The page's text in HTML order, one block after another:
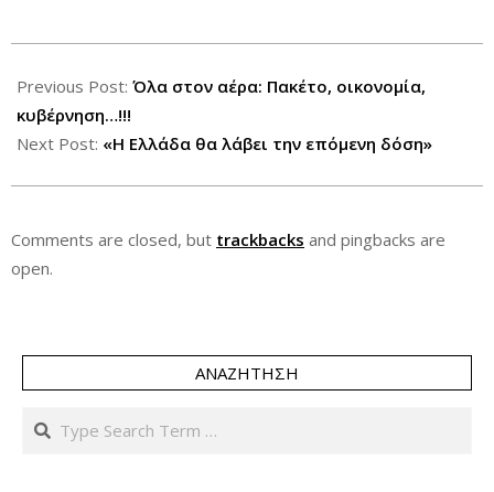
09-
29
Previous Post: Όλα στον αέρα: Πακέτο, οικονομία,
κυβέρνηση…!!!
Next Post: «Η Ελλάδα θα λάβει την επόμενη δόση»
Comments are closed, but trackbacks and pingbacks are
open.
ΑΝΑΖΉΤΗΣΗ
Search